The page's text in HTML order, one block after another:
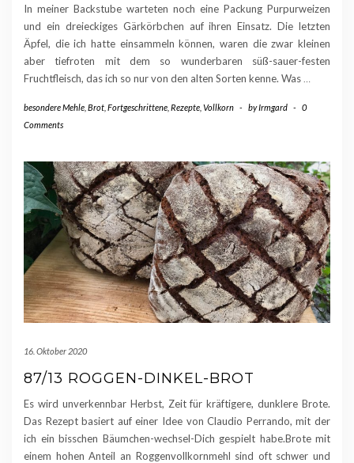
In meiner Backstube warteten noch eine Packung Purpurweizen
und ein dreieckiges Gärkörbchen auf ihren Einsatz. Die letzten
Äpfel, die ich hatte einsammeln können, waren die zwar kleinen
aber tiefroten mit dem so wunderbaren süß-sauer-festen
Fruchtfleisch, das ich so nur von den alten Sorten kenne. Was …
besondere Mehle Brot Fortgeschrittene Rezepte Vollkorn - byIrmgard -
0
Comments
16. Oktober 2020
87/13 ROGGEN-DINKEL-BROT
Es wird unverkennbar Herbst, Zeit für kräftigere, dunklere Brote.
Das Rezept basiert auf einer Idee von Claudio Perrando, mit der
ich ein bisschen Bäumchen-wechsel-Dich gespielt habe.Brote mit
einem hohen Anteil an Roggenvollkornmehl sind oft schwer und